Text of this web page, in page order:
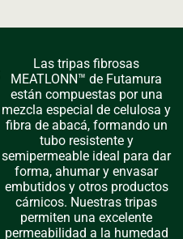
Las tripas fibrosas
MEATLONN™ de Futamura
están compuestas por una
mezcla especial de celulosa y
fibra de abacá, formando un
tubo resistente y
semipermeable ideal para dar
forma, ahumar y envasar
embutidos y otros productos
cárnicos. Nuestras tripas
permiten una excelente
permeabilidad a la humedad